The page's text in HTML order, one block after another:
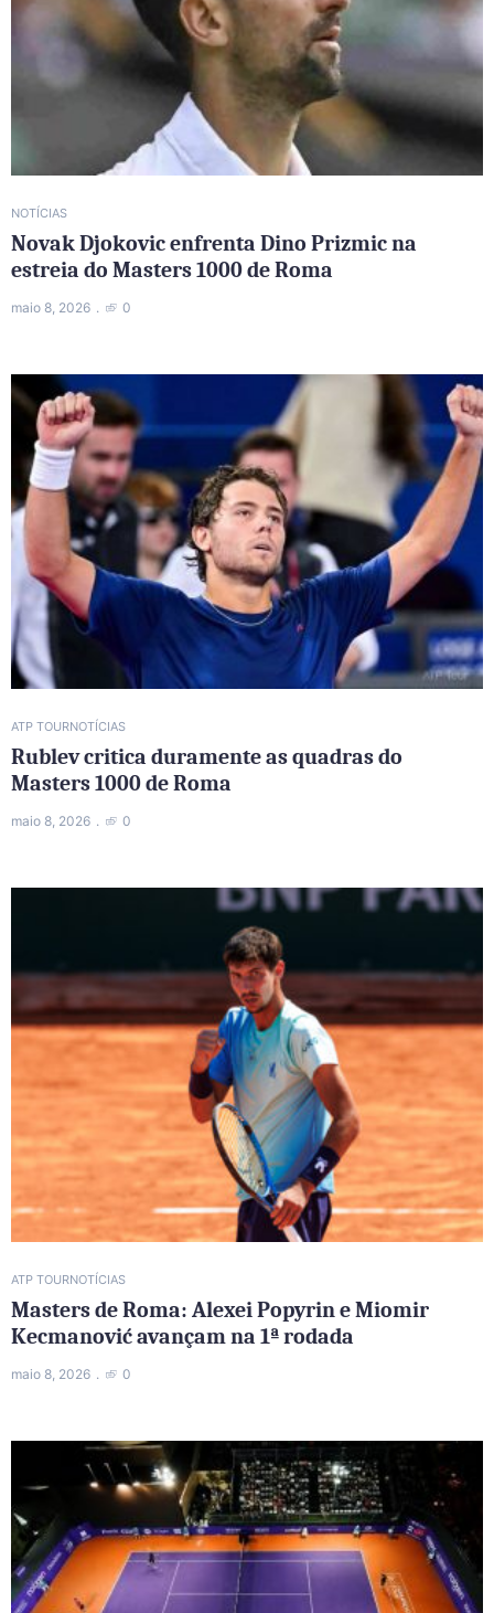
NOTÍCIAS
Novak Djokovic enfrenta Dino Prizmic na
estreia do Masters 1000 de Roma
maio 8, 2026 0
ATP TOURNOTÍCIAS
Rublev critica duramente as quadras do
Masters 1000 de Roma
maio 8, 2026 0
ATP TOURNOTÍCIAS
Masters de Roma: Alexei Popyrin e Miomir
Kecmanović avançam na 1ª rodada
maio 8, 2026 0